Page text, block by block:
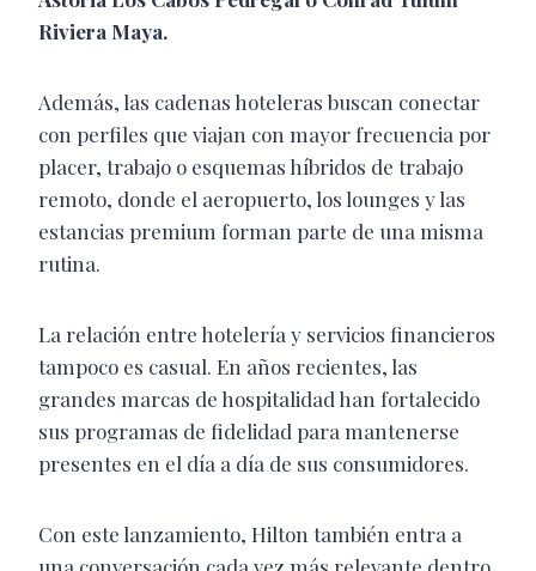
Riviera Maya.
Además, las cadenas hoteleras buscan conectar
con perfiles que viajan con mayor frecuencia por
placer, trabajo o esquemas híbridos de trabajo
remoto, donde el aeropuerto, los lounges y las
estancias premium forman parte de una misma
rutina.
La relación entre hotelería y servicios financieros
tampoco es casual. En años recientes, las
grandes marcas de hospitalidad han fortalecido
sus programas de fidelidad para mantenerse
presentes en el día a día de sus consumidores.
Con este lanzamiento, Hilton también entra a